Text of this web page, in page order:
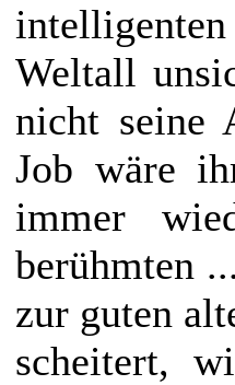
Weltall
nicht seine
Job wäre
immer
berühmten
zur guten
scheitert,